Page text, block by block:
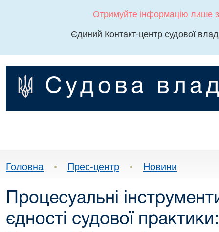
Отримуйте інформацію лише
Єдиний Контакт-центр судової
Судова
Головна • Прес-центр • Новини
Процесуальні
єдності судової